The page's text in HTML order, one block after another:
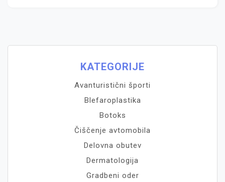
KATEGORIJE
Avanturistični športi
Blefaroplastika
Botoks
Čiščenje avtomobila
Delovna obutev
Dermatologija
Gradbeni oder